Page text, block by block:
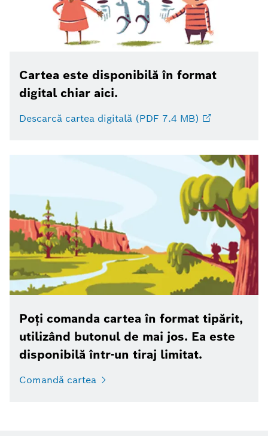
Cartea este disponibilă în format
digital chiar aici.
Descarcă cartea digitală (PDF 7.4 MB)
Poți comanda cartea în format tipărit,
utilizând butonul de mai jos. Ea este
disponibilă într-un tiraj limitat.
Comandă cartea